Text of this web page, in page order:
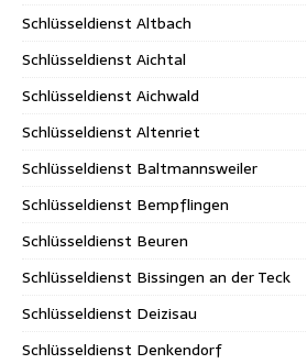
Schlüsseldienst Altbach
Schlüsseldienst Aichtal
Schlüsseldienst Aichwald
Schlüsseldienst Altenriet
Schlüsseldienst Baltmannsweiler
Schlüsseldienst Bempflingen
Schlüsseldienst Beuren
Schlüsseldienst Bissingen an der Teck
Schlüsseldienst Deizisau
Schlüsseldienst Denkendorf